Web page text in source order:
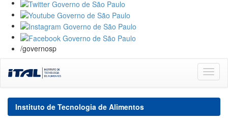
/governosp
navigation
Instituto de Tecnologia de Alimentos